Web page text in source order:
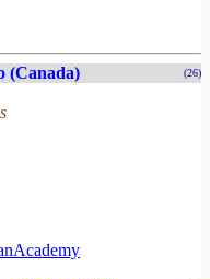
(Canada)
(26)